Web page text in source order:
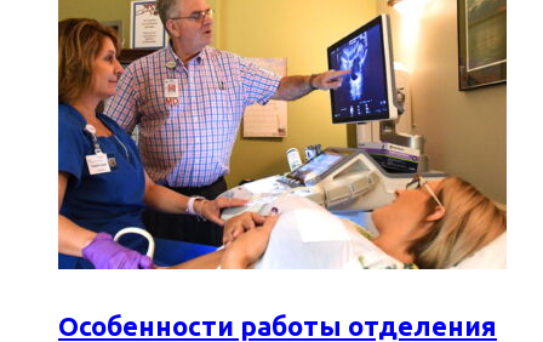
Особенности работы отделения